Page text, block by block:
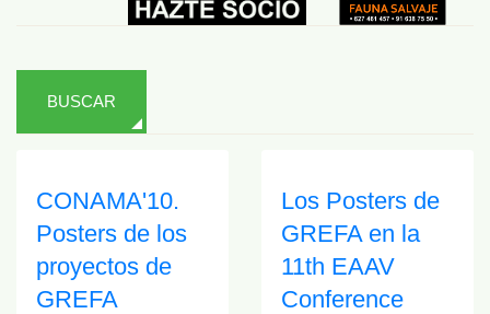
BUSCAR
CONAMA'10.
Posters de los
proyectos de
GREFA
Los Posters de
GREFA en la
11th EAAV
Conference